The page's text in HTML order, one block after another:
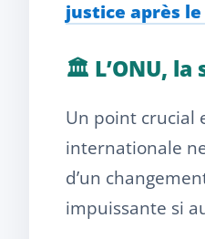
justice après
🏛️ L’ONU,
Un point crucial
internationale
d’un
impuissante si